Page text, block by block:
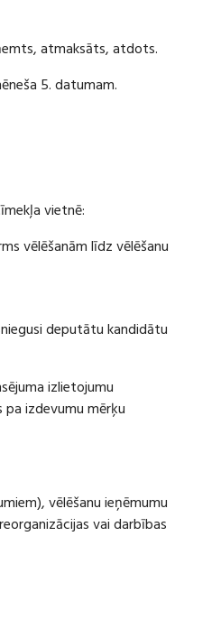
atmaksāts, atdots.
5. datumam.
vietnē:
vēlēšanām līdz vēlēšanu
deputātu kandidātu
izlietojumu
pa izdevumu mērķu
vēlēšanu ieņēmumu
vai darbības